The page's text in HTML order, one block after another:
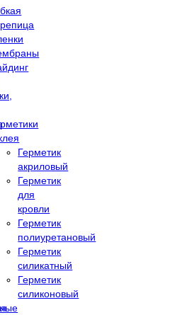
Герметик
акриловый
Герметик
для
кровли
Герметик
полиуретановый
Герметик
силикатный
Герметик
силиконовый